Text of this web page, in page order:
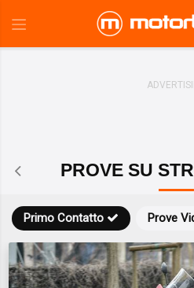
PROVE SU
Prove
Primo Contatto